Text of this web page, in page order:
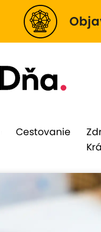
Cestovanie